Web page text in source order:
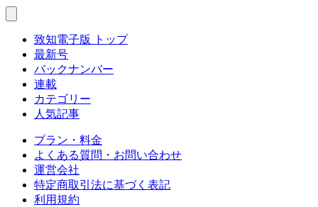
致知電子版 トップ
最新号
バックナンバー
連載
カテゴリー
人気記事
プラン・料金
よくある質問・お問い合わせ
運営会社
特定商取引法に基づく表記
利用規約